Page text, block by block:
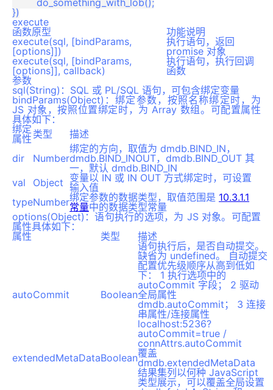
execute
函数原型
功能说明
execute(sql, [bindParams,
[options]])
执行语句，返回
promise 对象
execute(sql, [bindParams,
[options]], callback)
执行语句，执行回调
函数
参数
sql(String)：SQL 或 PL/SQL 语句，可包含绑定变量
bindParams(Object)：绑定参数，按照名称绑定时，为
JS 对象，按照位置绑定时，为 Array 数组。可配置属性
具体如下：
绑定
属性 类型
描述
dir
Number
绑定的方向，取值为 dmdb.BIND_IN，
dmdb.BIND_INOUT，dmdb.BIND_OUT 其
一，默认 dmdb.BIND_IN
val
Object 变量以 IN 或 IN OUT 方式绑定时，可设置
输入值
typeNumber绑定参数的数据类型，取值范围是 10.3.1.1
常量中的数据类型常量
options(Object)：语句执行的选项，为 JS 对象。可配置
属性具体如下：
属性
类型 描述
autoCommit Boolean
语句执行后，是否自动提交。
缺省为 undefined。 自动提交
配置优先级顺序从高到低如
下： 1 执行选项中的
autoCommit 字段； 2 驱动
全局属性
dmdb.autoCommit； 3 连接
串属性/连接属性
localhost:5236?
autoCommit=true /
connAttrs.autoCommit
extendedMetaDataBoolean覆盖
dmdb.extendedMetaData
结果集列以何种 JavaScript
类型展示，可以覆盖全局设置